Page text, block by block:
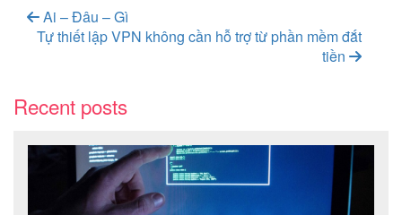
Ai – Đâu – Gì
Tự thiết lập VPN không cần hỗ trợ từ phần mềm đắt
tiền
Recent posts